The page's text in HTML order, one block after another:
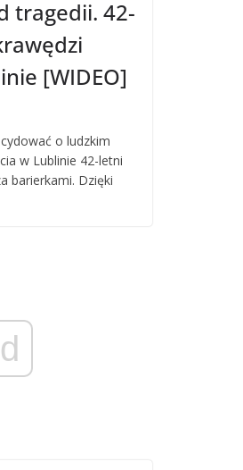
tragedii. 42-
[WIDEO]
o ludzkim
w Lublinie 42-letni
barierkami. Dzięki